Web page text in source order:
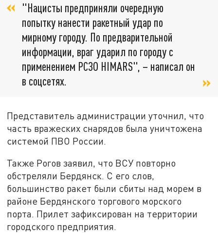
"Нацисты предприняли очередную
попытку нанести ракетный удар по
мирному городу. По предварительной
информации, враг ударил по городу с
применением РСЗО HIMARS", – написал он
в соцсетях.
Представитель администрации уточнил, что
часть вражеских снарядов была уничтожена
системой ПВО России.
Также Рогов заявил, что ВСУ повторно
обстреляли Бердянск. С его слов,
большинство ракет были сбиты над морем в
районе Бердянского торгового морского
порта. Прилет зафиксирован на территории
городского предприятия.